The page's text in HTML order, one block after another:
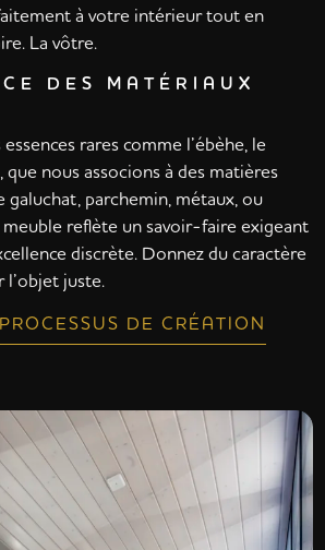
à votre intérieur tout en
La vôtre.
DES MATÉRIAUX
rares comme l’ébèhe, le
nous associons à des matières
galuchat, parchemin, métaux, ou
meuble reflète un savoir-faire exigeant
discrète. Donnez du caractère
juste.
DE CRÉATION